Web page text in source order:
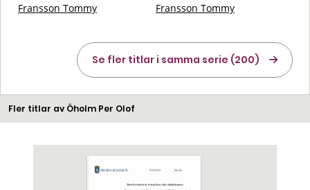
Fransson Tommy Fransson Tommy
Se fler titlar i samma serie (200)
Fler titlar av Öholm Per Olof